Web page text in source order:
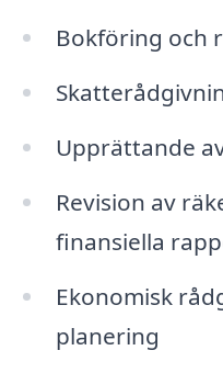
Bokföring och
Upprättande
Revision av
finansiella
Ekonomisk
planering